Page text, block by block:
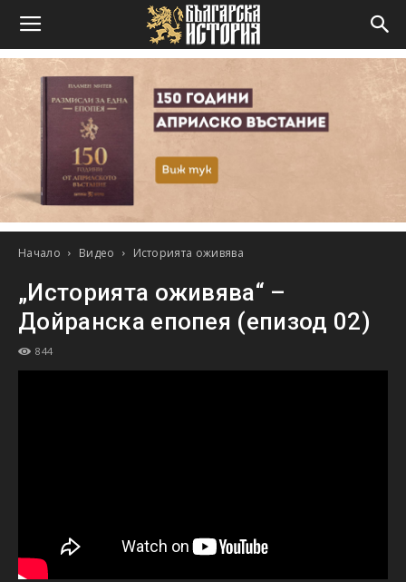
Начало Видео Историята оживява
„Историята оживява“ –
Дойранска епопея (епизод 02)
844